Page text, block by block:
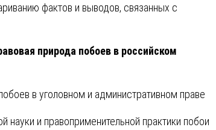
фактов и выводов, связанных с
природа побоев в российском
в уголовном и административном праве
науки и правоприменительной практики побои